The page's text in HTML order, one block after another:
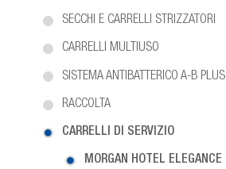
SECCHI E CARRELLI STRIZZATORI
CARRELLI MULTIUSO
SISTEMA ANTIBATTERICO A-B PLUS
RACCOLTA
CARRELLI DI SERVIZIO
MORGAN HOTEL ELEGANCE